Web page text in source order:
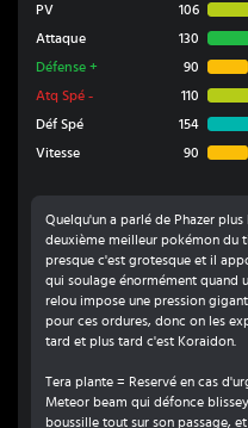
PV
106
Attaque
130
Défense + 90
Atq Spé - 110
Déf Spé
154
Vitesse
90
Quelqu'un a parlé de Phazer
deuxième meilleur pokémon du
presque c'est grotesque et il
qui soulage énormément quand
relou impose une pression
pour ces ordures, donc on les
tard et plus tard c'est Koraidon.
Tera plante = Reservé en cas
Meteor beam qui défonce
boussille tout sur son passage,